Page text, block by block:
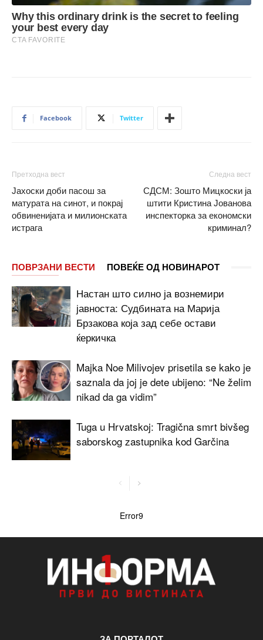
Facebook Twitter
Претходна вест
Јахоски доби пасош за
матурата на синот, и покрај
обвиненијата и милионската
истрага
Следна вест
СДСМ: Зошто Мицкоски ја
штити Кристина Јованова
инспекторка за економски
криминал?
ПОВРЗАНИ ВЕСТИ ПОВЕЌЕ ОД НОВИНАРОТ
Настан што силно ја вознемири
јавноста: Судбината на Марија
Брзакова која зад себе остави
ќеркичка
Majka Noe Milivojev prisetila se kako je
saznala da joj je dete ubijeno: “Ne želim
nikad da ga vidim”
Tuga u Hrvatskoj: Tragična smrt bivšeg
saborskog zastupnika kod Garčina
Error9